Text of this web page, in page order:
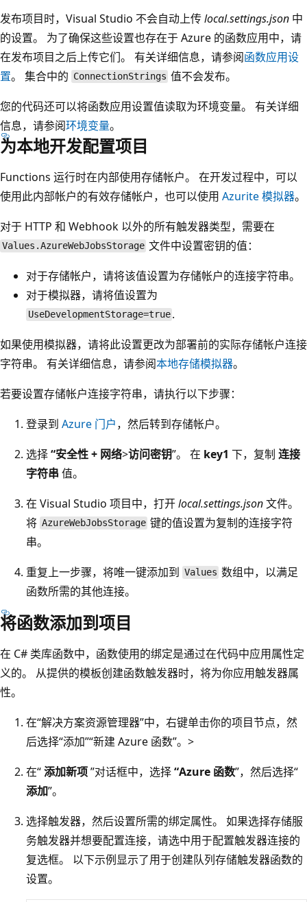
发布项目时，Visual Studio 不会自动上传local.settings.json 中
的设置。 为了确保这些设置也存在于 Azure 的函数应用中，请
在发布项目之后上传它们。 有关详细信息，请参阅函数应用设
置。 集合中的 ConnectionStrings 值不会发布。
您的代码还可以将函数应用设置值读取为环境变量。 有关详细
信息，请参阅环境变量。
为本地开发配置项目
Functions 运行时在内部使用存储帐户。 在开发过程中，可以
使用此内部帐户的有效存储帐户，也可以使用 Azurite 模拟器。
对于 HTTP 和 Webhook 以外的所有触发器类型，需要在
Values.AzureWebJobsStorage 文件中设置密钥的值：
对于存储帐户，请将该值设置为存储帐户的连接字符串。
对于模拟器，请将值设置为
UseDevelopmentStorage=true .
如果使用模拟器，请将此设置更改为部署前的实际存储帐户连接
字符串。 有关详细信息，请参阅本地存储模拟器。
若要设置存储帐户连接字符串，请执行以下步骤：
登录到 Azure 门户，然后转到存储帐户。
选择“安全性 + 网络>访问密钥”。 在 key1 下，复制 连接
字符串 值。
在 Visual Studio 项目中，打开local.settings.json文件。
将 AzureWebJobsStorage 键的值设置为复制的连接字符
串。
重复上一步骤，将唯一键添加到 Values 数组中，以满足
函数所需的其他连接。
将函数添加到项目
在 C# 类库函数中，函数使用的绑定是通过在代码中应用属性定
义的。 从提供的模板创建函数触发器时，将为你应用触发器属
性。
在“解决方案资源管理器”中，右键单击你的项目节点，然
后选择“添加”“新建 Azure 函数”。 >
在“添加新项”对话框中，选择“Azure 函数”，然后选择“
添加”。
选择触发器，然后设置所需的绑定属性。 如果选择存储服
务触发器并想要配置连接，请选中用于配置触发器连接的
复选框。 以下示例显示了用于创建队列存储触发器函数的
设置。